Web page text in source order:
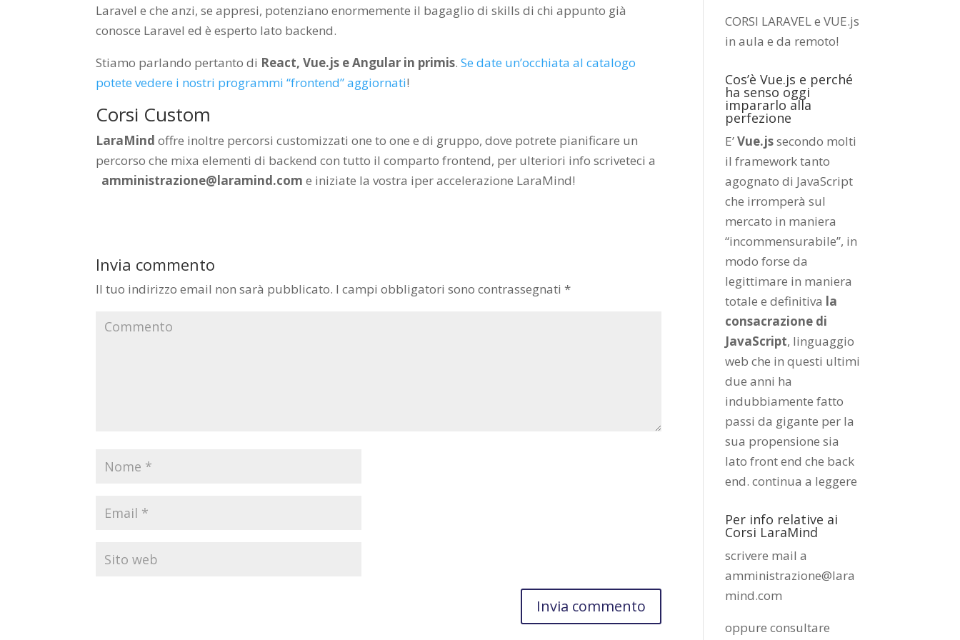
Laravel e che anzi, se appresi, potenziano enormemente il bagaglio di skills di chi appunto già
conosce Laravel ed è esperto lato backend.
Stiamo parlando pertanto di React, Vue.js e Angular in primis.Se date un’occhiata al catalogo
potete vedere i nostri programmi “frontend” aggiornati!
Corsi Custom
LaraMind offre inoltre percorsi customizzati one to one e di gruppo, dove potrete pianificare un
percorso che mixa elementi di backend con tutto il comparto frontend, per ulteriori info scriveteci a
amministrazione@laramind.com e iniziate la vostra iper accelerazione LaraMind!
Invia commento
Il tuo indirizzo email non sarà pubblicato. I campi obbligatori sono contrassegnati *
CORSI LARAVEL e VUE.js
in aula e da remoto!
Cos’è Vue.js e perché
ha senso oggi
impararlo alla
perfezione
E’Vue.jssecondo molti
il framework tanto
agognato di JavaScript
che irromperà sul
mercato in maniera
“incommensurabile”, in
modo forse da
legittimare in maniera
totale e definitiva la
consacrazione di
JavaScript, linguaggio
web che in questi ultimi
due anni ha
indubbiamente fatto
passi da gigante per la
sua propensione sia
lato front end che back
end.continua a leggere
Per info relative ai
Corsi LaraMind
scrivere mail a
amministrazione@lara
mind.com
oppure consultare